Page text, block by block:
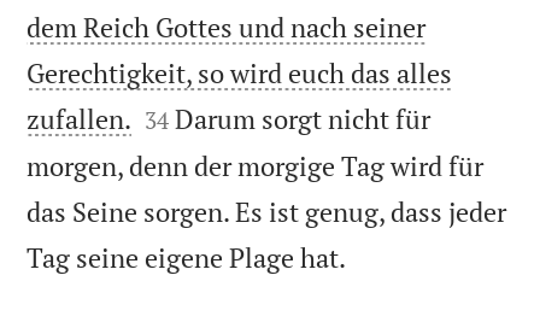
dem Reich Gottes und nach seiner
Gerechtigkeit, so wird euch das alles
zufallen. 

34 Darum sorgt nicht für
morgen, denn der morgige Tag wird für
das Seine sorgen. Es ist genug, dass jeder
Tag seine eigene Plage hat.